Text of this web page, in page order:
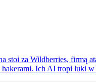
stoi za Wildberries, firmą
hakerami. Ich AI tropi luki